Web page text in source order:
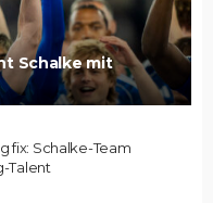
Schalke mit
fix: Schalke-Team
Talent